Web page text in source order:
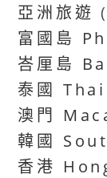
亞洲旅遊
富國島
峇厘島
泰國
澳門
韓國
香港